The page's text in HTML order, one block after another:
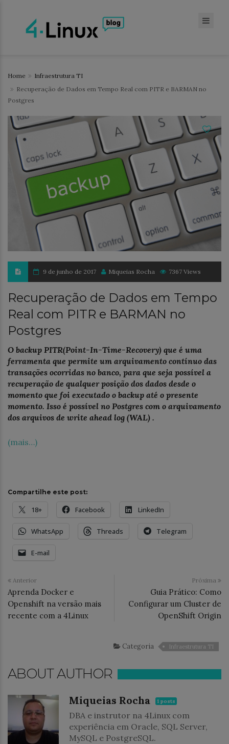
Home
Infraestrutura TI
Recuperação de Dados em Tempo Real com PITR e BARMAN no
Postgres
9 de junho de 2017 Miqueias Rocha 7367 Views
Recuperação de Dados em Tempo
Real com PITR e BARMAN no
Postgres
O backup PITR(Point-In-Time-Recovery) que é uma
ferramenta que permite um arquivamento contínuo das
transações ocorridas no banco, para que seja possível a
recuperação de qualquer posição dos dados desde o
momento que foi executado o backup até o presente
momento. Isso é possível no Postgres com o arquivamento
dos arquivos de write ahead log (WAL) .
(mais…)
Compartilhe este post:
18+ Facebook LinkedIn
WhatsApp Threads Telegram
E-mail
Anterior
Aprenda Docker e
Openshift na versão mais
recente com a 4Linux
Próxima
Guia Prático: Como
Configurar um Cluster de
OpenShift Origin
Categoria Infraestrutura TI
ABOUT AUTHOR
Miqueias Rocha 1 posts
DBA e instrutor na 4Linux com
experiência em Oracle, SQL Server,
MySQL e PostgreSQL.